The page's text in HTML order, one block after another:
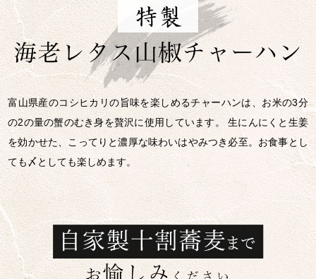
富山県産のコシヒカリの旨味を楽しめるチャーハンは、お米の3分
の2の量の蟹のむき身を贅沢に使用しています。 生にんにくと生姜
を効かせた、こってりと濃厚な味わいはやみつき必至。お食事とし
ても〆としても楽しめます。